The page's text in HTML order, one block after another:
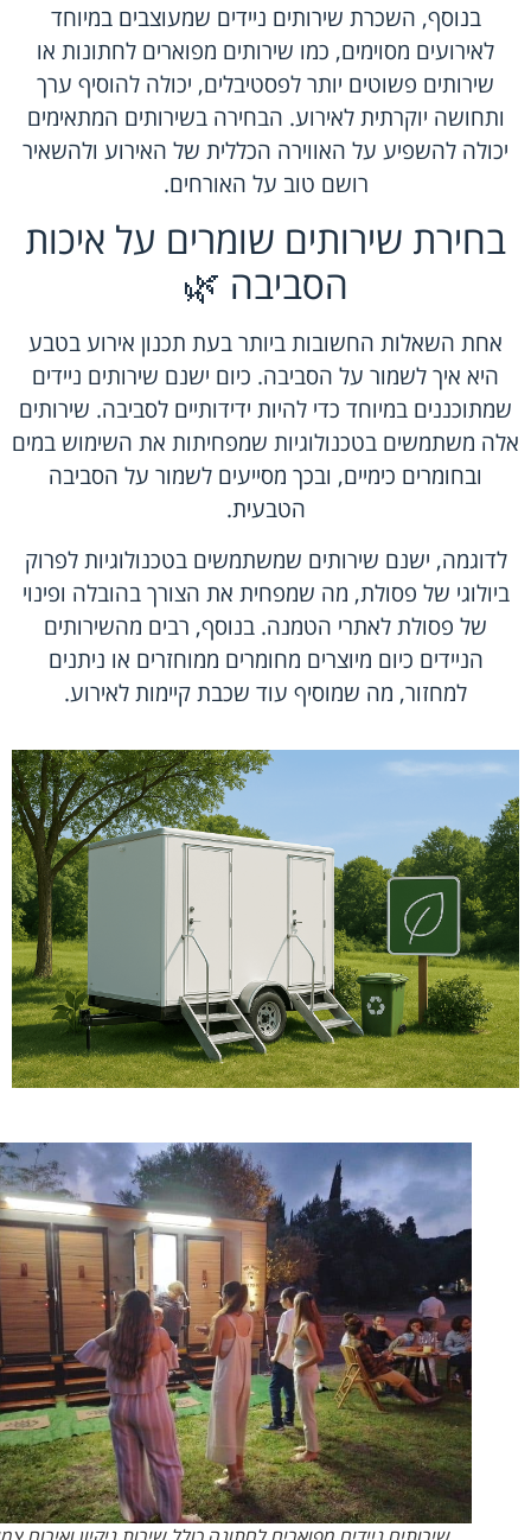
בנוסף, השכרת שירותים ניידים שמעוצבים במיוחד
לאירועים מסוימים, כמו שירותים מפוארים לחתונות או
שירותים פשוטים יותר לפסטיבלים, יכולה להוסיף ערך
ותחושה יוקרתית לאירוע. הבחירה בשירותים המתאימים
יכולה להשפיע על האווירה הכללית של האירוע ולהשאיר
רושם טוב על האורחים.
בחירת שירותים שומרים על איכות
הסביבה 🌿
אחת השאלות החשובות ביותר בעת תכנון אירוע בטבע
היא איך לשמור על הסביבה. כיום ישנם שירותים ניידים
שמתוכננים במיוחד כדי להיות ידידותיים לסביבה. שירותים
אלה משתמשים בטכנולוגיות שמפחיתות את השימוש במים
ובחומרים כימיים, ובכך מסייעים לשמור על הסביבה
הטבעית.
לדוגמה, ישנם שירותים שמשתמשים בטכנולוגיות לפרוק
ביולוגי של פסולת, מה שמפחית את הצורך בהובלה ופינוי
של פסולת לאתרי הטמנה. בנוסף, רבים מהשירותים
הניידים כיום מיוצרים מחומרים ממוחזרים או ניתנים
למחזור, מה שמוסיף עוד שכבת קיימות לאירוע.